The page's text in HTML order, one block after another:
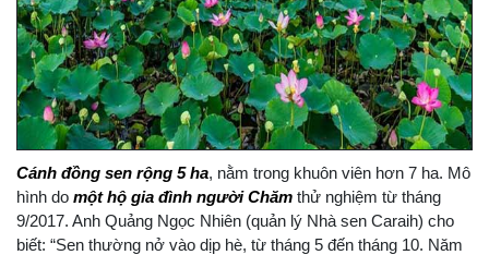
Cánh đồng sen rộng 5 ha, nằm trong khuôn viên hơn 7 ha. Mô
hình do một hộ gia đình người Chăm thử nghiệm từ tháng
9/2017. Anh Quảng Ngọc Nhiên (quản lý Nhà sen Caraih) cho
biết: “Sen thường nở vào dịp hè, từ tháng 5 đến tháng 10. Năm